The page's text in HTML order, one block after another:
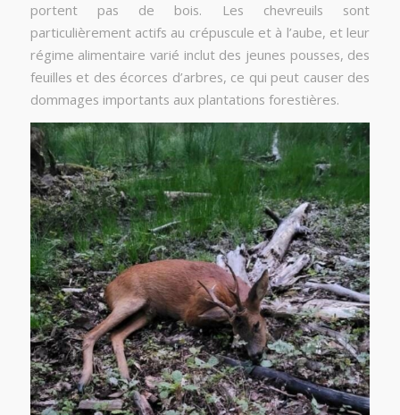
portent pas de bois. Les chevreuils sont
particulièrement actifs au crépuscule et à l’aube, et leur
régime alimentaire varié inclut des jeunes pousses, des
feuilles et des écorces d’arbres, ce qui peut causer des
dommages importants aux plantations forestières.